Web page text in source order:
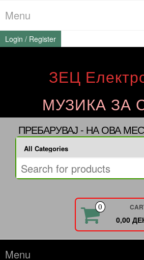
to
the
content
Menu
Login / Register
ЗЕЦ
МУЗИКА ЗА
ПРЕБАРУВАЈ - НА ОВА
0
0,00
Menu